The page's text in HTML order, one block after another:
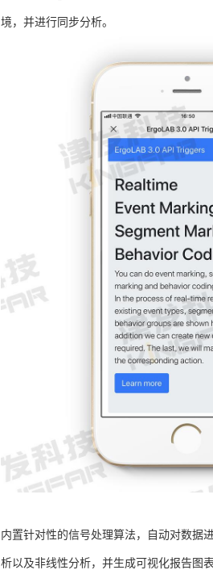
境，并进行同步分析。
内置针对性的信号处理算法，自动对数据
析以及非线性分析，并生成可视化报告图表